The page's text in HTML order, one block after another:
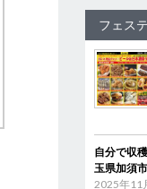
フェス
自分で収
玉県加須
2025年11